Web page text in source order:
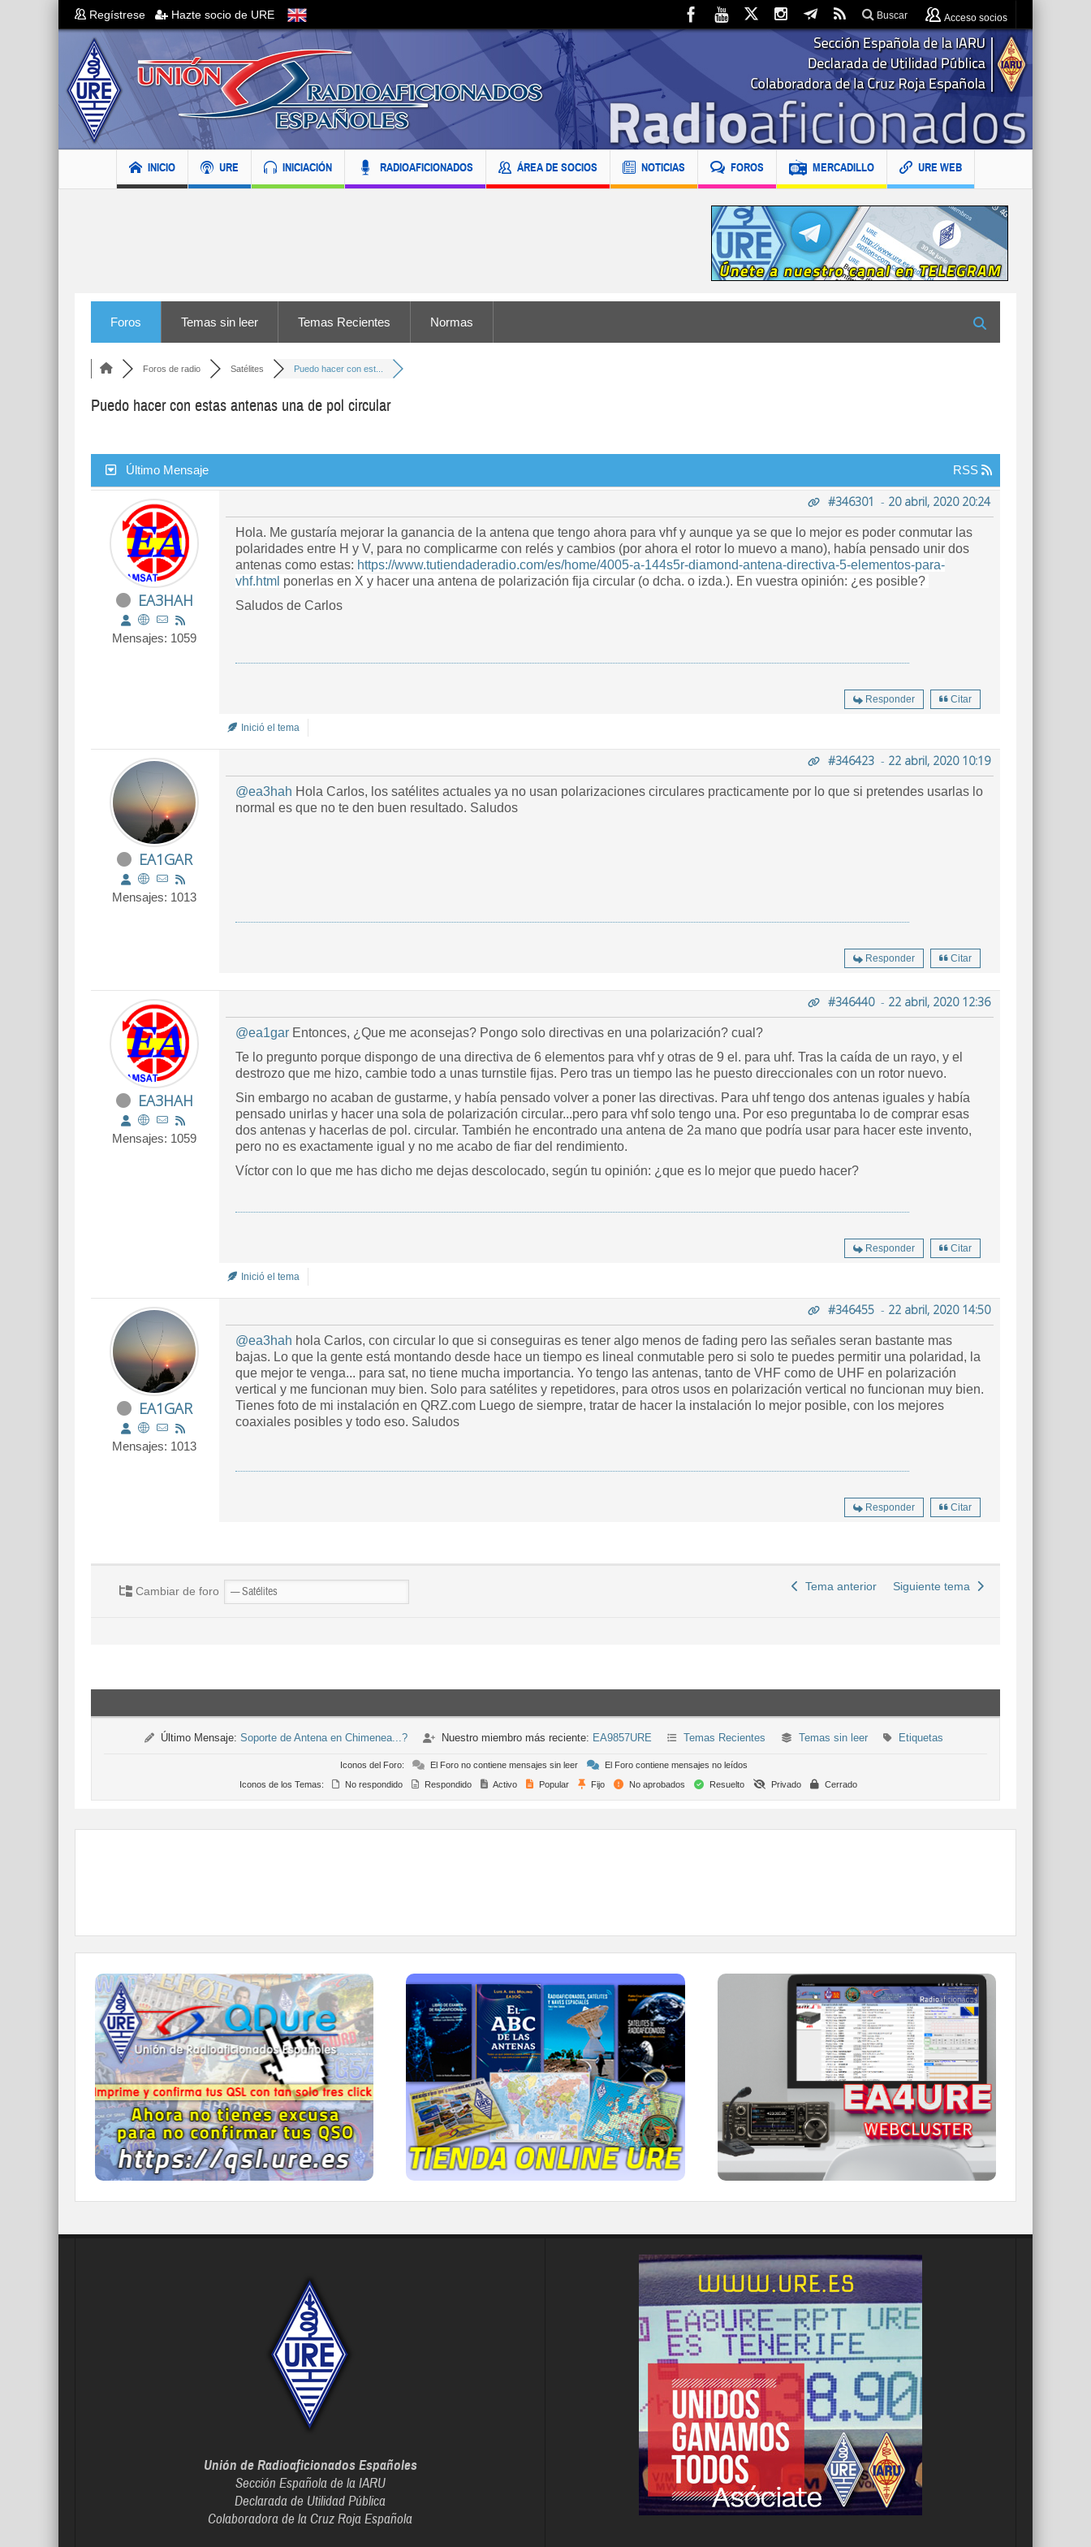
Regístrese Hazte socio de URE Buscar Acceso socios
INICIO URE INICIACIÓN RADIOAFICIONADOS ÁREA DE SOCIOS NOTICIAS FOROS MERCADILLO URE WEB
Foros Temas sin leer Temas Recientes Normas
Foros de radio Satélites Puedo hacer con est...
Puedo hacer con estas antenas una de pol circular
Último Mensaje RSS
EA3HAH
Mensajes: 1059
#346301 - 20 abril, 2020 20:24
Hola. Me gustaría mejorar la ganancia de la antena que tengo ahora para vhf y aunque ya se que lo mejor es poder conmutar las
polaridades entre H y V, para no complicarme con relés y cambios (por ahora el rotor lo muevo a mano), había pensado unir dos
antenas como estas: https://www.tutiendaderadio.com/es/home/4005-a-144s5r-diamond-antena-directiva-5-elementos-para-
vhf.html ponerlas en X y hacer una antena de polarización fija circular (o dcha. o izda.). En vuestra opinión: ¿es posible?
Saludos de Carlos
Responder Citar
Inició el tema
EA1GAR
Mensajes: 1013
#346423 - 22 abril, 2020 10:19
@ea3hah Hola Carlos, los satélites actuales ya no usan polarizaciones circulares practicamente por lo que si pretendes usarlas lo
normal es que no te den buen resultado. Saludos
Responder Citar
EA3HAH
Mensajes: 1059
#346440- 22 abril, 2020 12:36
@ea1gar Entonces, ¿Que me aconsejas? Pongo solo directivas en una polarización? cual?
Te lo pregunto porque dispongo de una directiva de 6 elementos para vhf y otras de 9 el. para uhf. Tras la caída de un rayo, y el
destrozo que me hizo, cambie todo a unas turnstile fijas. Pero tras un tiempo las he puesto direccionales con un rotor nuevo.
Sin embargo no acaban de gustarme, y había pensado volver a poner las directivas. Para uhf tengo dos antenas iguales y había
pensado unirlas y hacer una sola de polarización circular...pero para vhf solo tengo una. Por eso preguntaba lo de comprar esas
dos antenas y hacerlas de pol. circular. También he encontrado una antena de 2a mano que podría usar para hacer este invento,
pero no es exactamente igual y no me acabo de fiar del rendimiento.
Víctor con lo que me has dicho me dejas descolocado, según tu opinión: ¿que es lo mejor que puedo hacer?
Responder Citar
Inició el tema
EA1GAR
Mensajes: 1013
#346455 - 22 abril, 2020 14:50
@ea3hah hola Carlos, con circular lo que si conseguiras es tener algo menos de fading pero las señales seran bastante mas
bajas. Lo que la gente está montando desde hace un tiempo es lineal conmutable pero si solo te puedes permitir una polaridad, la
que mejor te venga... para sat, no tiene mucha importancia. Yo tengo las antenas, tanto de VHF como de UHF en polarización
vertical y me funcionan muy bien. Solo para satélites y repetidores, para otros usos en polarización vertical no funcionan muy bien.
Tienes foto de mi instalación en QRZ.com Luego de siempre, tratar de hacer la instalación lo mejor posible, con los mejores
coaxiales posibles y todo eso. Saludos
Responder Citar
Cambiar de foro Tema anterior Siguiente tema
Último Mensaje: Soporte de Antena en Chimenea...? Nuestro miembro más reciente: EA9857URE Temas Recientes Temas sin leer Etiquetas
Iconos del Foro: El Foro no contiene mensajes sin leer
El Foro contiene mensajes no leídos
Iconos de los Temas:
No respondido Respondido Activo Popular Fijo No aprobados Resuelto Privado Cerrado
QDURE - https://qsl.ure.es
Imprime y confirma tus QSL en tan solo tres
click.
Nunca fue tan fácil y cómodo
el confirmar tus contactos.
IR A QDURE
TIENDA ONLINE URE
Publicaciones, mapas, polos, camisetas,
gorras, tazas, forros polares y mucho más...
IR A LA TIENDA DE URE
WEBCLUSTER EA4URE
Conoce el nuevo WebCluster de URE,
ahora con nuevos filtros e información y
compatible con GDURE
IR A WEBCLUSTER
Unión de Radioaficionados Españoles
Sección Española de la IARU
Declarada de Utilidad Pública
Colaboradora de la Cruz Roja Española